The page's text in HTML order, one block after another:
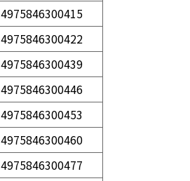
4975846300415
4975846300422
4975846300439
4975846300446
4975846300453
4975846300460
4975846300477